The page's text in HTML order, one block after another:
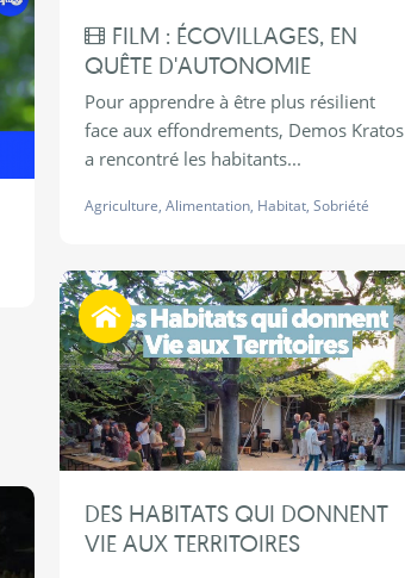
FILM : ÉCOVILLAGES, EN
QUÊTE D'AUTONOMIE
Pour apprendre à être plus résilient
face aux effondrements, Demos Kratos
a rencontré les habitants...
Agriculture, Alimentation, Habitat, Sobriété
Habiter autrement
DES HABITATS QUI DONNENT
VIE AUX TERRITOIRES